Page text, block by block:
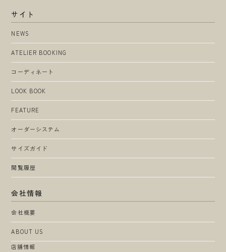
サイト
NEWS
ATELIER BOOKING
コーディネート
LOOK BOOK
FEATURE
オーダーシステム
サイズガイド
閲覧履歴
会社情報
会社概要
ABOUT US
店舗情報